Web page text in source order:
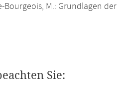
Bourgeois, M.: Grundlagen
Sie: